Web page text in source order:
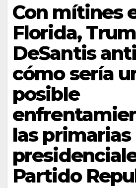
Con mítines
Florida,
DeSantis
cómo sería
posible
las primarias
Partido